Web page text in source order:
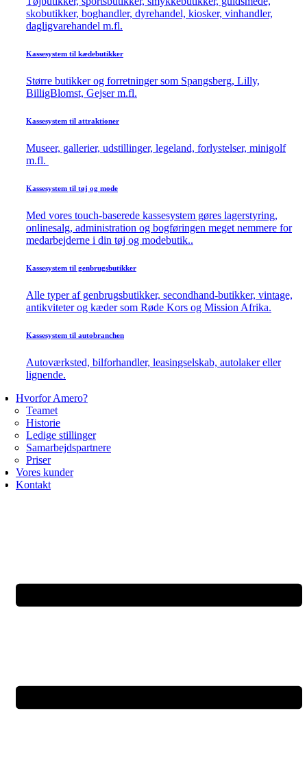
skobutikker, boghandler, dyrehandel, kiosker, vinhandler,
dagligvarehandel m.fl.
Kassesystem til kædebutikker
Større butikker og forretninger som Spangsberg, Lilly,
BilligBlomst, Gejser m.fl.
Kassesystem til attraktioner
Museer, gallerier, udstillinger, legeland, forlystelser, minigolf
m.fl.
Kassesystem til tøj og mode
Med vores touch-baserede kassesystem gøres lagerstyring,
onlinesalg, administration og bogføringen meget nemmere for
medarbejderne i din tøj og modebutik..
Kassesystem til genbrugsbutikker
Alle typer af genbrugsbutikker, secondhand-butikker, vintage,
antikviteter og kæder som Røde Kors og Mission Afrika.
Kassesystem til autobranchen
Autoværksted, bilforhandler, leasingselskab, autolaker eller
lignende.
Hvorfor Amero?
Teamet
Historie
Ledige stillinger
Samarbejdspartnere
Priser
Vores kunder
Kontakt